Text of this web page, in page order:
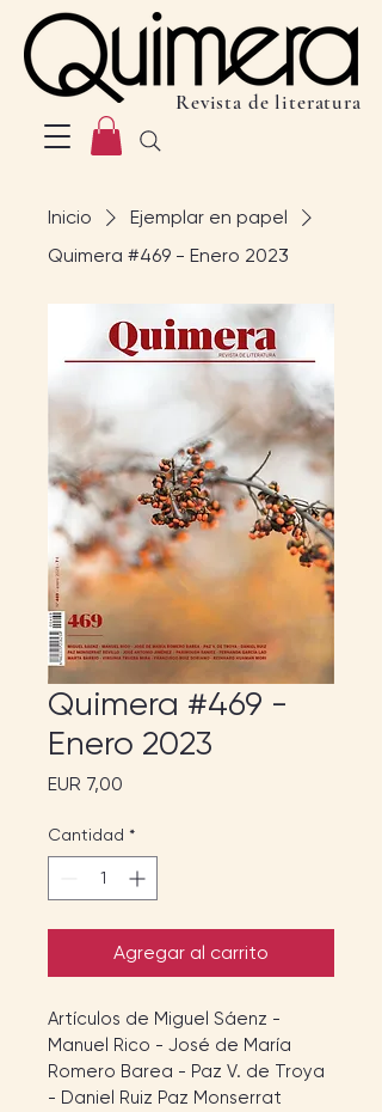
Revista de literatura
Inicio
Ejemplar en papel
Quimera #469 - Enero 2023
Quimera #469 -
Enero 2023
EUR 7,00
Cantidad *
Agregar al carrito
Artículos de Miguel Sáenz -
Manuel Rico - José de María
Romero Barea - Paz V. de Troya
- Daniel Ruiz Paz Monserrat